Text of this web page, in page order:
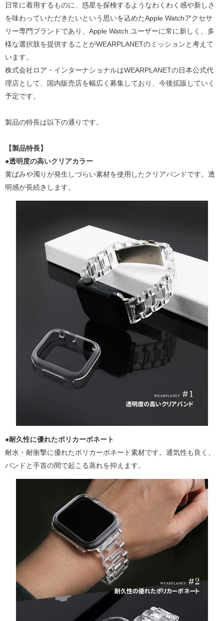
日常に着用するものに、惑星を探検するようなわくわく感や新しさ
を味わっていただきたいという思いを込めたApple Watchアクセサ
リー専門ブランドであり、Apple Watch ユーザーに常に新しく、多
様な選択肢を提供することがWEARPLANETのミッションと考えて
います。
株式会社ロア・インターナショナルはWEARPLANETの日本公式代
理店として、国内販売店を幅広く募集しており、今後拡販していく
予定です。
製品の特長は以下の通りです。
【製品特長】
●透明度の高いクリアカラー
黄ばみや濁りが発生しづらい素材を使用したクリアバンドです。透
明感が長続きします。
●耐久性に優れたポリカーボネート
耐水・耐衝撃に優れたポリカーボネート素材です。通気性も良く、
バンドと手首の間で起こる蒸れを抑えます。